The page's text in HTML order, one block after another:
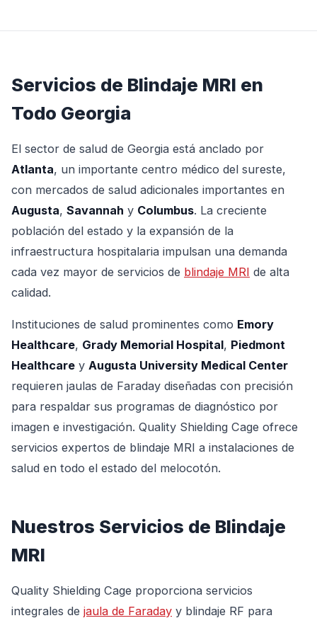
Servicios de Blindaje MRI en
Todo Georgia
El sector de salud de Georgia está anclado por
Atlanta, un importante centro médico del sureste,
con mercados de salud adicionales importantes en
Augusta, Savannah y Columbus. La creciente
población del estado y la expansión de la
infraestructura hospitalaria impulsan una demanda
cada vez mayor de servicios de blindaje MRI de alta
calidad.
Instituciones de salud prominentes como Emory
Healthcare, Grady Memorial Hospital, Piedmont
Healthcare y Augusta University Medical Center
requieren jaulas de Faraday diseñadas con precisión
para respaldar sus programas de diagnóstico por
imagen e investigación. Quality Shielding Cage ofrece
servicios expertos de blindaje MRI a instalaciones de
salud en todo el estado del melocotón.
Nuestros Servicios de Blindaje
MRI
Quality Shielding Cage proporciona servicios
integrales de jaula de Faraday y blindaje RF para